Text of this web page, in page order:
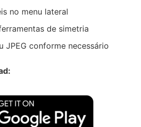
no menu lateral
de simetria
JPEG conforme necessário